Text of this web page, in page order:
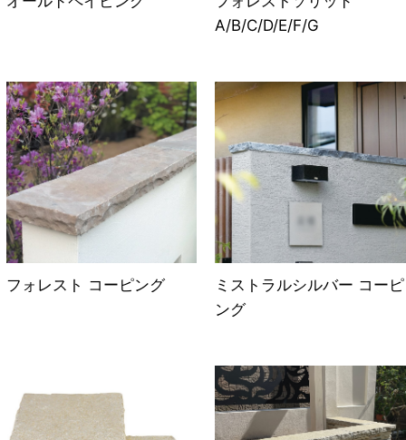
A/B/C/D/E/F/G
フォレスト コーピング
ミストラルシルバー コーピ
ング